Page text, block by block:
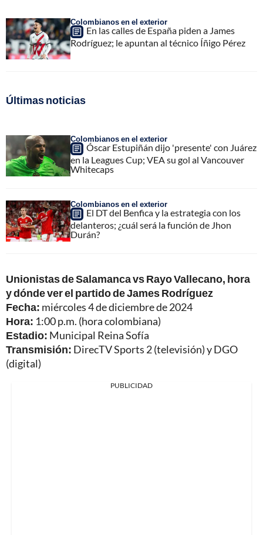
Colombianos en el exterior
En las calles de España piden a James
Rodríguez; le apuntan al técnico Íñigo Pérez
Últimas noticias
Colombianos en el exterior
Óscar Estupiñán dijo 'presente' con Juárez
en la Leagues Cup; VEA su gol al Vancouver
Whitecaps
Colombianos en el exterior
El DT del Benfica y la estrategia con los
delanteros; ¿cuál será la función de Jhon
Durán?
Unionistas de Salamanca vs Rayo Vallecano, hora
y dónde ver el partido de James Rodríguez
Fecha: miércoles 4 de diciembre de 2024
Hora: 1:00 p.m. (hora colombiana)
Estadio: Municipal Reina Sofía
Transmisión: DirecTV Sports 2 (televisión) y DGO
(digital)
PUBLICIDAD